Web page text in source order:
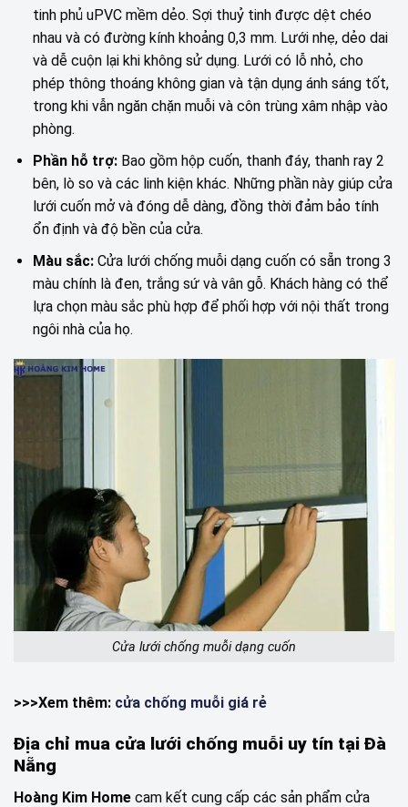
tinh phủ uPVC mềm dẻo. Sợi thuỷ tinh được dệt chéo
nhau và có đường kính khoảng 0,3 mm. Lưới nhẹ, dẻo dai
và dễ cuộn lại khi không sử dụng. Lưới có lỗ nhỏ, cho
phép thông thoáng không gian và tận dụng ánh sáng tốt,
trong khi vẫn ngăn chặn muỗi và côn trùng xâm nhập vào
phòng.
Phần hỗ trợ: Bao gồm hộp cuốn, thanh đáy, thanh ray 2
bên, lò so và các linh kiện khác. Những phần này giúp cửa
lưới cuốn mở và đóng dễ dàng, đồng thời đảm bảo tính
ổn định và độ bền của cửa.
Màu sắc: Cửa lưới chống muỗi dạng cuốn có sẵn trong 3
màu chính là đen, trắng sứ và vân gỗ. Khách hàng có thể
lựa chọn màu sắc phù hợp để phối hợp với nội thất trong
ngôi nhà của họ.
Cửa lưới chống muỗi dạng cuốn
>>>Xem thêm: cửa chống muỗi giá rẻ
Địa chỉ mua cửa lưới chống muỗi uy tín tại Đà
Nẵng
Hoàng Kim Home cam kết cung cấp các sản phẩm cửa